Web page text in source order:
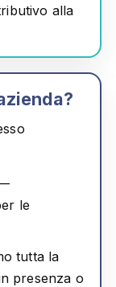
alla
le
tutta la
presenza o